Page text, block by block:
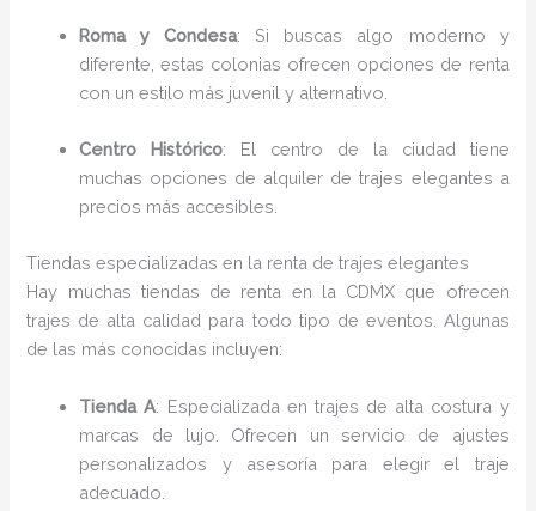
Roma y Condesa: Si buscas algo moderno y
diferente, estas colonias ofrecen opciones de renta
con un estilo más juvenil y alternativo.
Centro Histórico: El centro de la ciudad tiene
muchas opciones de alquiler de trajes elegantes a
precios más accesibles.
Tiendas especializadas en la renta de trajes elegantes
Hay muchas tiendas de renta en la CDMX que ofrecen
trajes de alta calidad para todo tipo de eventos. Algunas
de las más conocidas incluyen:
Tienda A: Especializada en trajes de alta costura y
marcas de lujo. Ofrecen un servicio de ajustes
personalizados y asesoría para elegir el traje
adecuado.